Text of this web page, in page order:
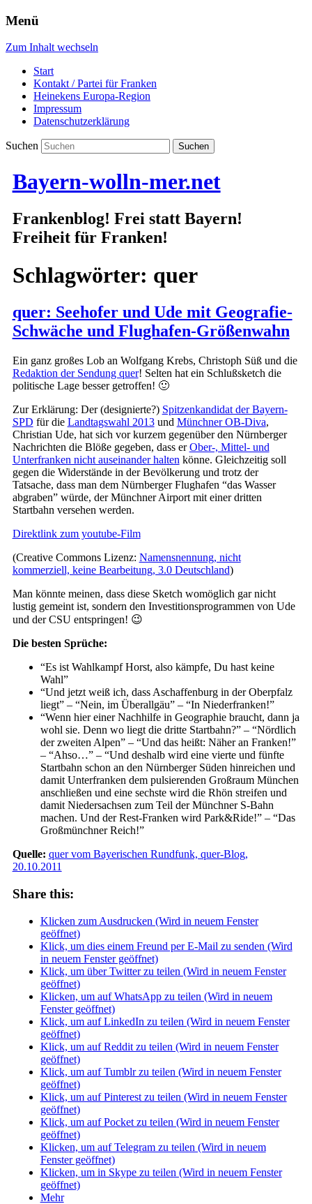
Menü
Zum Inhalt wechseln
Start
Kontakt / Partei für Franken
Heinekens Europa-Region
Impressum
Datenschutzerklärung
Suchen
Bayern-wolln-mer.net
Frankenblog! Frei statt Bayern!
Freiheit für Franken!
Schlagwörter: quer
quer: Seehofer und Ude mit Geografie-
Schwäche und Flughafen-Größenwahn
Ein ganz großes Lob an Wolfgang Krebs, Christoph Süß und die
Redaktion der Sendung quer! Selten hat ein Schlußsketch die
politische Lage besser getroffen! 🙂
Zur Erklärung: Der (designierte?) Spitzenkandidat der Bayern-
SPD für die Landtagswahl 2013und Münchner OB-Diva,
Christian Ude, hat sich vor kurzem gegenüber den Nürnberger
Nachrichten die Blöße gegeben, dass erOber-, Mittel- und
Unterfranken nicht auseinander halten könne. Gleichzeitig soll
gegen die Widerstände in der Bevölkerung und trotz der
Tatsache, dass man dem Nürnberger Flughafen “das Wasser
abgraben” würde, der Münchner Airport mit einer dritten
Startbahn versehen werden.
Direktlink zum youtube-Film
(Creative Commons Lizenz: Namensnennung, nicht
kommerziell, keine Bearbeitung, 3.0 Deutschland)
Man könnte meinen, dass diese Sketch womöglich gar nicht
lustig gemeint ist, sondern den Investitionsprogrammen von Ude
und der CSU entspringen! 😉
Die besten Sprüche:
“Es ist Wahlkampf Horst, also kämpfe, Du hast keine
Wahl”
“Und jetzt weiß ich, dass Aschaffenburg in der Oberpfalz
liegt” – “Nein, im Überallgäu” – “In Niederfranken!”
“Wenn hier einer Nachhilfe in Geographie braucht, dann ja
wohl sie. Denn wo liegt die dritte Startbahn?” – “Nördlich
der zweiten Alpen” – “Und das heißt: Näher an Franken!”
– “Ahso…” – “Und deshalb wird eine vierte und fünfte
Startbahn schon an den Nürnberger Süden hinreichen und
damit Unterfranken dem pulsierenden Großraum München
anschließen und eine sechste wird die Rhön streifen und
damit Niedersachsen zum Teil der Münchner S-Bahn
machen. Und der Rest-Franken wird Park&Ride!” – “Das
Großmünchner Reich!”
Quelle: quer vom Bayerischen Rundfunk, quer-Blog,
20.10.2011
Share this:
Klicken zum Ausdrucken (Wird in neuem Fenster
geöffnet)
Klick, um dies einem Freund per E-Mail zu senden (Wird
in neuem Fenster geöffnet)
Klick, um über Twitter zu teilen (Wird in neuem Fenster
geöffnet)
Klicken, um auf WhatsApp zu teilen (Wird in neuem
Fenster geöffnet)
Klick, um auf LinkedIn zu teilen (Wird in neuem Fenster
geöffnet)
Klick, um auf Reddit zu teilen (Wird in neuem Fenster
geöffnet)
Klick, um auf Tumblr zu teilen (Wird in neuem Fenster
geöffnet)
Klick, um auf Pinterest zu teilen (Wird in neuem Fenster
geöffnet)
Klick, um auf Pocket zu teilen (Wird in neuem Fenster
geöffnet)
Klicken, um auf Telegram zu teilen (Wird in neuem
Fenster geöffnet)
Klicken, um in Skype zu teilen (Wird in neuem Fenster
geöffnet)
Mehr